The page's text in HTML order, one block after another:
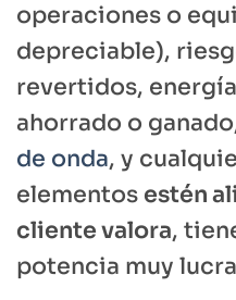
operaciones o
depreciable),
revertidos,
ahorrado o
de onda, y
elementos estén
cliente valora,
potencia muy